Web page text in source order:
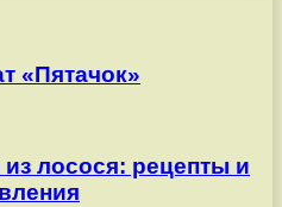
«Пятачок»
лосося: рецепты и